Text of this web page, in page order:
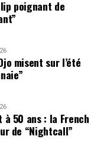
poignant de
misent sur l’été
à 50 ans : la French
de “Nightcall”